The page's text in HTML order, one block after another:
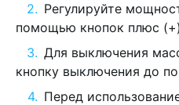
Регулируйте
помощью кнопок плюс
Для выключения
кнопку выключения до
Перед